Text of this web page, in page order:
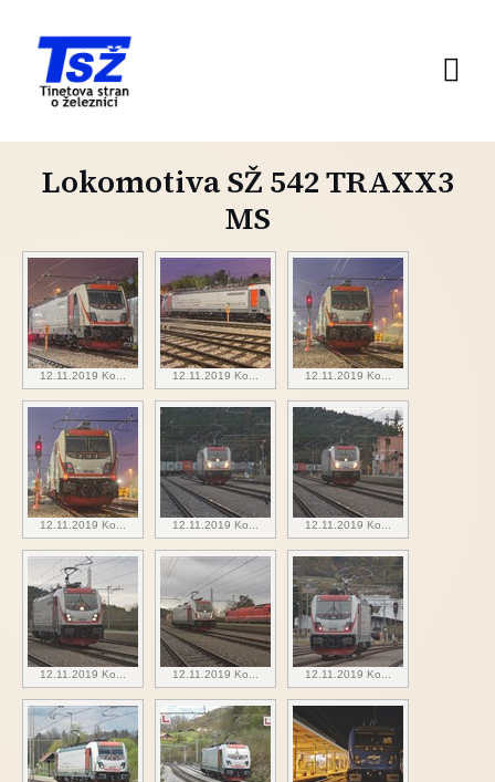
Lokomotiva SŽ 542 TRAXX3
MS
12.11.2019 Ko... 12.11.2019 Ko... 12.11.2019 Ko...
12.11.2019 Ko... 12.11.2019 Ko... 12.11.2019 Ko...
12.11.2019 Ko... 12.11.2019 Ko... 12.11.2019 Ko...